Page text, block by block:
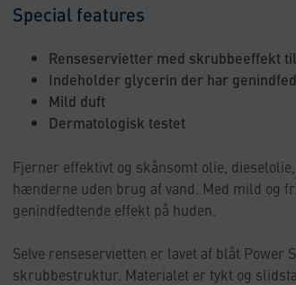
Special features
Renseservietter med skrubbeeffekt
Indeholder glycerin der har
Mild duft
Dermatologisk testet
Fjerner effektivt og skånsomt olie,
hænderne uden brug af vand. Med mild og
genindfedtende effekt på huden.
Selve renseservietten er lavet af blåt
skrubbestruktur. Materialet er tykt og